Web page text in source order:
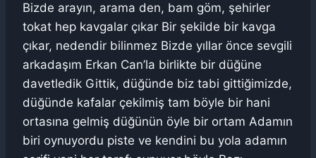
Bizde arayın, arama den, bam göm, şehirler
tokat hep kavgalar çıkar Bir şekilde bir kavga
çıkar, nedendir bilinmez Bizde yıllar önce sevgili
arkadaşım Erkan Can’la birlikte bir düğüne
davetledik Gittik, düğünde biz tabi gittiğimizde,
düğünde kafalar çekilmiş tam böyle bir hani
ortasına gelmiş düğünün öyle bir ortam Adamın
biri oynuyordu piste ve kendini bu yola adamın